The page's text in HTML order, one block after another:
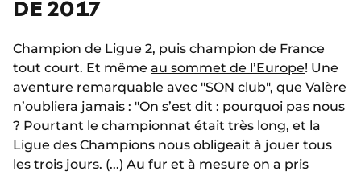
DE 2017
Champion de Ligue 2, puis champion de France
tout court. Et même au sommet de l’Europe! Une
aventure remarquable avec "SON club", que Valère
n’oubliera jamais : "On s’est dit : pourquoi pas nous
? Pourtant le championnat était très long, et la
Ligue des Champions nous obligeait à jouer tous
les trois jours. (...) Au fur et à mesure on a pris